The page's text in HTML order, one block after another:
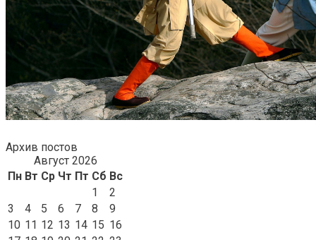
Архив постов
Август 2026
Пн Вт Ср Чт Пт Сб Вс
1
2
3
4 5 6 7 8
9
10 11 12 13 14 15 16